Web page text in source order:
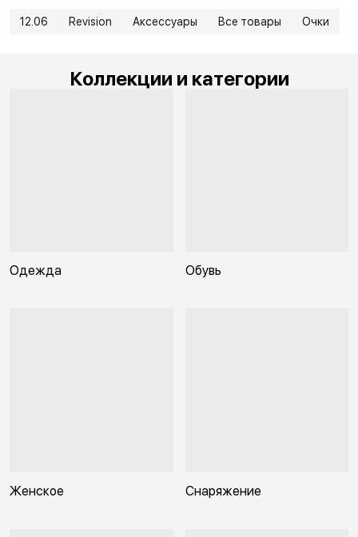
12.06 Revision Аксессуары Все товары Очки
Коллекции и категории
Одежда Обувь
Женское Снаряжение